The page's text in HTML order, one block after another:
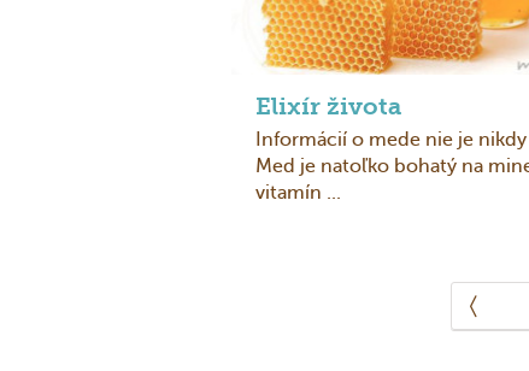
Elixír života
Informácií o mede nie je
Med je natoľko bohatý na
vitamín ...